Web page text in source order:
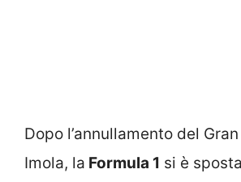
Dopo l’annullamento del
Imola, la Formula 1 si è